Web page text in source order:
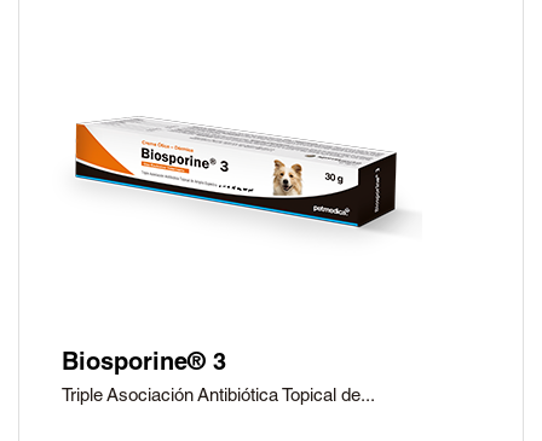
Biosporine® 3
Triple Asociación Antibiótica Topical de...